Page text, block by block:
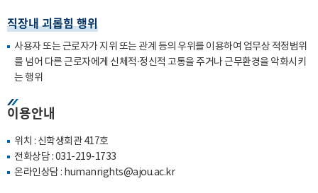
직장내 괴롭힘 행위
사용자 또는 근로자가 지위 또는 관계 등의 우위를 이용하여 업무상 적정범위
를 넘어 다른 근로자에게 신체적·정신적 고통을 주거나 근무환경을 악화시키
는 행위
이용안내
위치 : 신학생회관 417호
전화상담 :031-219-1733
온라인상담 : humanrights@ajou.ac.kr